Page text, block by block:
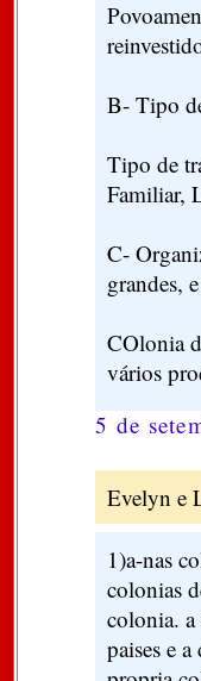
B- Tipo
Tipo de
Familiar,
C-
grandes,
COlonia
vários
5 de
Evelyn e
1)a-nas
colonias
colonia. a
paises e